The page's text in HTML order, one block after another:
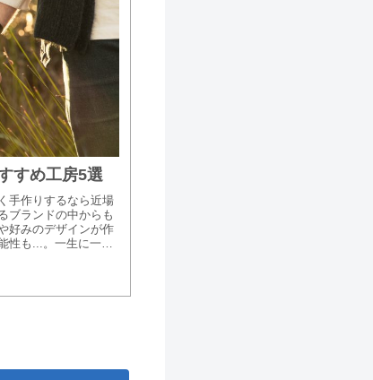
すめ工房5選
手作りするなら近場
ブランドの中からも
好みのデザインが作
性も...。一生に一度